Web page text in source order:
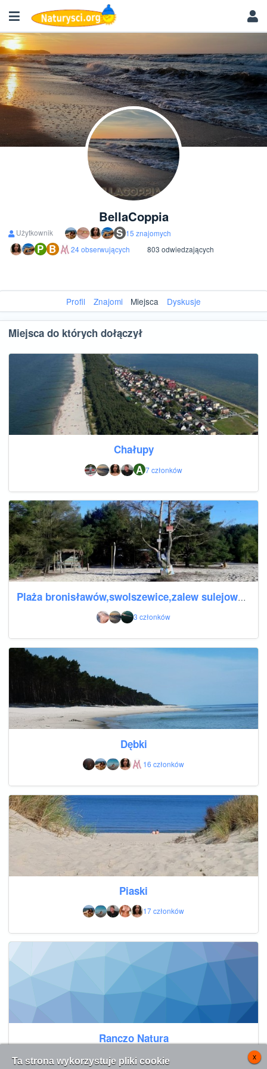
BellaCoppia
Użytkownik S 15 znajomych
P B 24 obserwujących 803 odwiedzających
Profil Znajomi Miejsca Dyskusje
Miejsca do których dołączył
Chałupy
A 7 członków
Plaża bronisławów,swolszewice,zalew sulejowski
3 członków
Dębki
16 członków
Piaski
17 członków
Ranczo Natura
L
10 członków
Ta strona wykorzystuje pliki cookie x